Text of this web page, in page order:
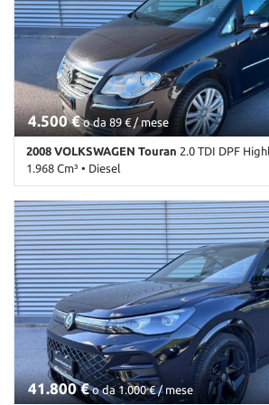
Telecamera per parcheggio assistito • Touch
oscurati • VIRTUAL COCKPIT • Vivavoce •
Volante multifunzione
Controllo trazione • Cruise Control • ESP •
Frenata d'emergenza assistita •
Riconoscimento dei segnali stradali • Sensore
pioggia • Sensori di parcheggio posteriori •
Specchietti laterali elettrici • Telecamera per
Tetto panorama • Tetto apribile
4.500 €o da 89 € / mese
2008 VOLKSWAGEN Touran 2.0 TDI DPF Highline 7
1.968 Cm³ • Diesel
268.000 Km • Cambio Manuale (6) • Nero
ABS • Airbag • Airbag laterali • Airbag
Antifurto • Autoradio • Bracciolo • Cerchi in
centralizzata • Climatizzatore • Controllo
• ESP • Fendinebbia • Filtro antiparticolato •
elettronico • Sedile posteriore sdoppiato •
posteriori • Servosterzo • Specchietti laterali
41.800 €o da 1.000 € / mese